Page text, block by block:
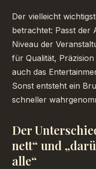
Der vielleicht
betrachtet: Passt der
Niveau der
für Qualität,
auch das
Sonst entsteht ein
schneller
Der
nett“ und
alle“